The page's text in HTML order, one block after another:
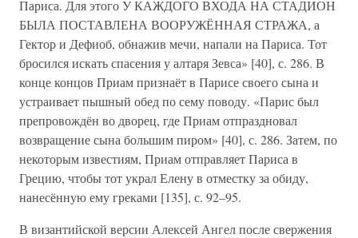
Париса. Для этого У КАЖДОГО ВХОДА НА СТАДИОН
БЫЛА ПОСТАВЛЕНА ВООРУЖЁННАЯ СТРАЖА, а
Гектор и Дефиоб, обнажив мечи, напали на Париса. Тот
бросился искать спасения у алтаря Зевса» [40], с. 286. В
конце концов Приам признаёт в Парисе своего сына и
устраивает пышный обед по сему поводу. «Парис был
препровождён во дворец, где Приам отпраздновал
возвращение сына большим пиром» [40], с. 286. Затем, по
некоторым известиям, Приам отправляет Париса в
Грецию, чтобы тот украл Елену в отместку за обиду,
нанесённую ему греками [135], с. 92–95.
В византийской версии Алексей Ангел после свержения